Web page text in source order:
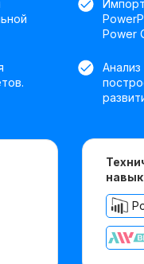
Power